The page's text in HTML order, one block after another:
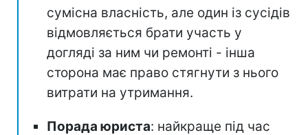
сумісна власність, але один із сусідів
відмовляється брати участь у
догляді за ним чи ремонті - інша
сторона має право стягнути з нього
витрати на утримання.
Порада юриста: найкраще під час